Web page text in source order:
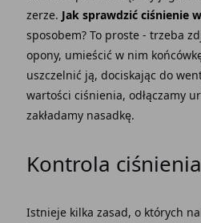
zerze. Jak sprawdzić ciśnienie
sposobem? To proste - trzeba
opony, umieścić w nim
uszczelnić ją, dociskając do
wartości ciśnienia, odłączamy
zakładamy nasadkę.
Kontrola
Istnieje kilka zasad, o których